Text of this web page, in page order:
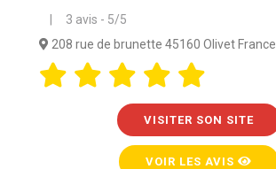
| 3 avis - 5/5
208 rue de brunette 45160 Olivet France
VISITER SON SITE
VOIR LES AVIS